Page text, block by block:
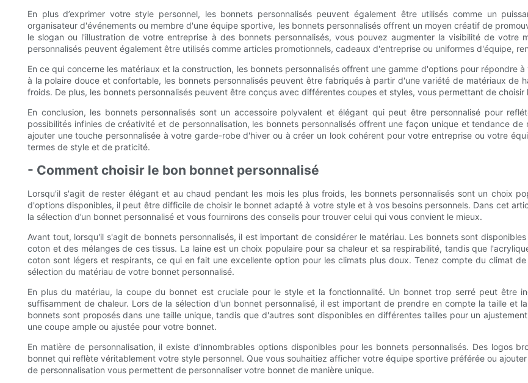
En plus d’exprimer votre style personnel, les bonnets personnalisés peuvent également être utilisés comme un
organisateur d'événements ou membre d'une équipe sportive, les bonnets personnalisés offrent un moyen créatif de
le slogan ou l'illustration de votre entreprise à des bonnets personnalisés, vous pouvez augmenter la visibilité de votre
personnalisés peuvent également être utilisés comme articles promotionnels, cadeaux d'entreprise ou uniformes d'équipe,
En ce qui concerne les matériaux et la construction, les bonnets personnalisés offrent une gamme d'options pour répondre
à la polaire douce et confortable, les bonnets personnalisés peuvent être fabriqués à partir d'une variété de matériaux de
froids. De plus, les bonnets personnalisés peuvent être conçus avec différentes coupes et styles, vous permettant de
En conclusion, les bonnets personnalisés sont un accessoire polyvalent et élégant qui peut être personnalisé pour
possibilités infinies de créativité et de personnalisation, les bonnets personnalisés offrent une façon unique et tendance
ajouter une touche personnalisée à votre garde-robe d'hiver ou à créer un look cohérent pour votre entreprise ou votre
termes de style et de praticité.
- Comment choisir le bon bonnet personnalisé
Lorsqu'il s'agit de rester élégant et au chaud pendant les mois les plus froids, les bonnets personnalisés sont un choix
d'options disponibles, il peut être difficile de choisir le bonnet adapté à votre style et à vos besoins personnels. Dans cet
la sélection d’un bonnet personnalisé et vous fournirons des conseils pour trouver celui qui vous convient le mieux.
Avant tout, lorsqu'il s'agit de bonnets personnalisés, il est important de considérer le matériau. Les bonnets sont
coton et des mélanges de ces tissus. La laine est un choix populaire pour sa chaleur et sa respirabilité, tandis que
coton sont légers et respirants, ce qui en fait une excellente option pour les climats plus doux. Tenez compte du climat
sélection du matériau de votre bonnet personnalisé.
En plus du matériau, la coupe du bonnet est cruciale pour le style et la fonctionnalité. Un bonnet trop serré peut être
suffisamment de chaleur. Lors de la sélection d'un bonnet personnalisé, il est important de prendre en compte la taille et
bonnets sont proposés dans une taille unique, tandis que d'autres sont disponibles en différentes tailles pour un
une coupe ample ou ajustée pour votre bonnet.
En matière de personnalisation, il existe d’innombrables options disponibles pour les bonnets personnalisés. Des logos
bonnet qui reflète véritablement votre style personnel. Que vous souhaitiez afficher votre équipe sportive préférée ou
de personnalisation vous permettent de personnaliser votre bonnet de manière unique.